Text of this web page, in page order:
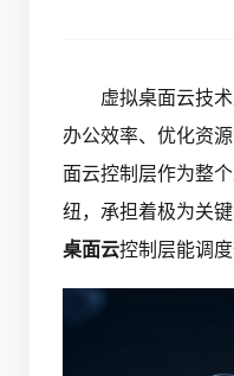
虚拟桌面云技
办公效率、优化资
面云控制层作为整
纽，承担着极为关
桌面云控制层能调度